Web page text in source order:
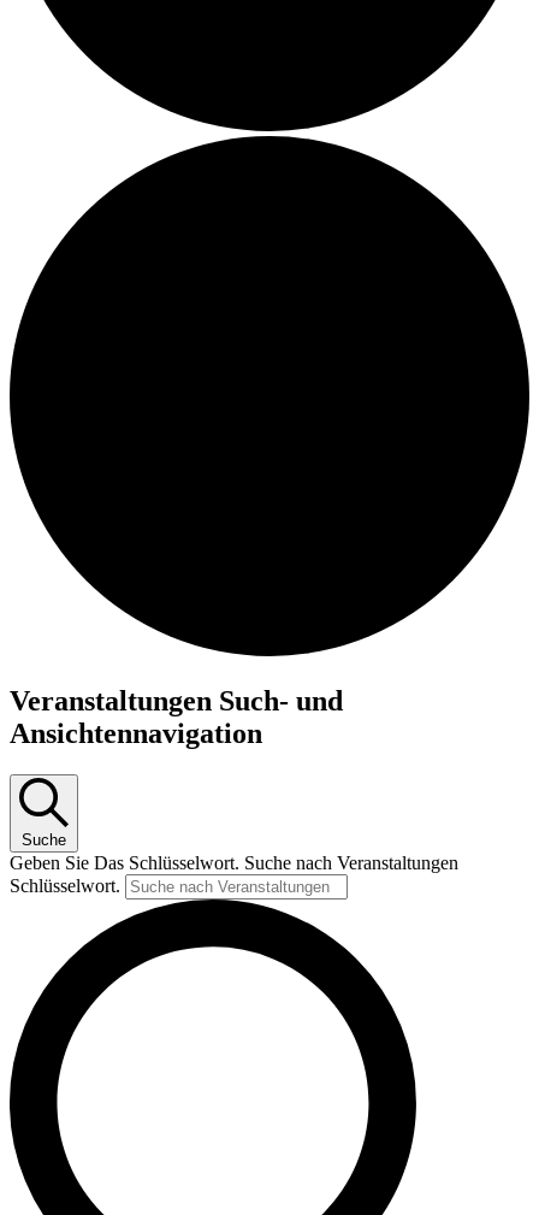
Veranstaltungen
für
13.06.2026
Veranstaltungen Such- und
Ansichtennavigation
Suche
Geben Sie Das Schlüsselwort. Suche nach Veranstaltungen
Schlüsselwort.